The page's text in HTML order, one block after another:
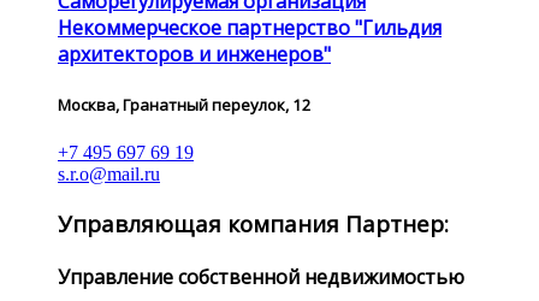
Некоммерческое партнерство "Гильдия
архитекторов и инженеров"
Москва, Гранатный переулок, 12
+7 495 697 69 19
s.r.o@mail.ru
Управляющая компания Партнер:
Управление собственной недвижимостью